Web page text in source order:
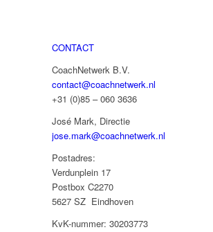
CONTACT
CoachNetwerk B.V.
contact@coachnetwerk.nl
+31 (0)85 – 060 3636
José Mark, Directie
jose.mark@coachnetwerk.nl
Postadres:
Verdunplein 17
Postbox C2270
5627 SZ Eindhoven
KvK-nummer: 30203773